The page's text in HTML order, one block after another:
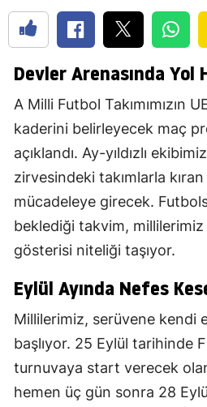
Devler Arenasında Yol
A Milli Futbol Takımımızın
kaderini belirleyecek maç
açıklandı. Ay-yıldızlı
zirvesindeki takımlarla
mücadeleye girecek.
beklediği takvim,
gösterisi niteliği taşıyor.
Eylül Ayında Nefes
Millilerimiz, serüvene kendi
başlıyor. 25 Eylül tarihinde
turnuvaya start verecek
hemen üç gün sonra 28